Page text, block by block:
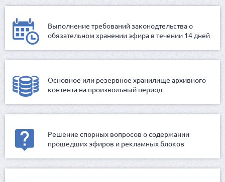
Выполнение требований законодтельства о
обязательном хранении эфира в течении 14 дней
Основное или резервное хранилище архивного
контента на произвольный период
Решение спорных вопросов о содержании
прошедших эфиров и рекламных блоков